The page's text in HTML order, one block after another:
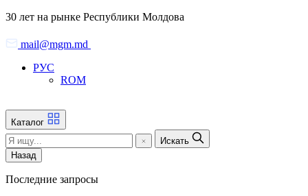
Skip
the
content
30 лет на рынке Республики Молдова
mail@mgm.md
РУС
ROM
Каталог
Искать
Назад
Последние запросы